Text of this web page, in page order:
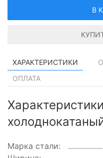
В
ХАРАКТЕРИСТИКИ
ОПЛАТА
Марка стали: